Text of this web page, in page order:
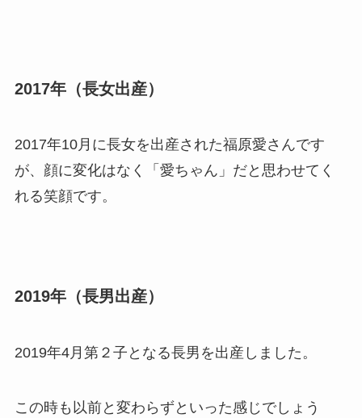
2017年（長女出産）
2017年10月に長女を出産された福原愛さんです
が、顔に変化はなく「愛ちゃん」だと思わせてく
れる笑顔です。
2019年（長男出産）
2019年4月第２子となる長男を出産しました。
この時も以前と変わらずといった感じでしょう